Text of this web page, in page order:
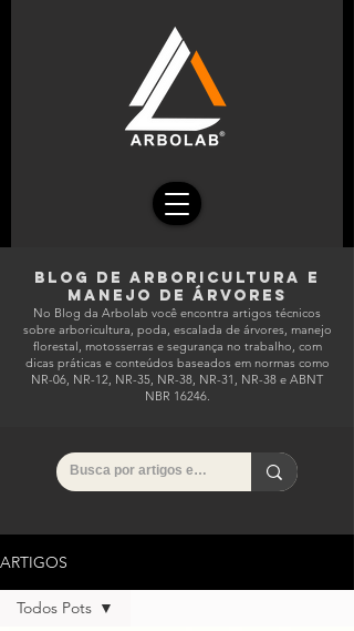
Blog de ArboriculturA E
MANEJO DE ÁRVORES
No Blog da Arbolab você encontra artigos técnicos
sobre arboricultura, poda, escalada de árvores, manejo
florestal, motosserras e segurança no trabalho, com
dicas práticas e conteúdos baseados em normas como
NR-06, NR-12, NR-35, NR-38, NR-31, NR-38 e ABNT
NBR 16246.
ARTIGOS
Todos Pots